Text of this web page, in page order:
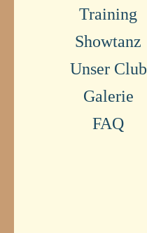
Training
Showtanz
Unser Club
Galerie
FAQ